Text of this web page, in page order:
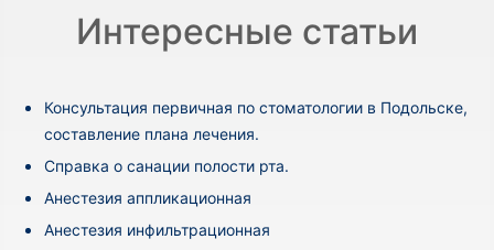
Интересные статьи
Консультация первичная по стоматологии в Подольске,
составление плана лечения.
Cправка о санации полости рта.
Анестезия аппликационная
Анестезия инфильтрационная